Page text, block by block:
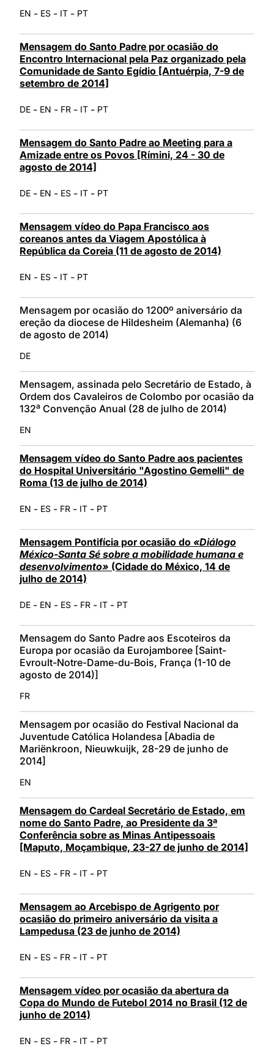
EN - ES - IT - PT
Mensagem do Santo Padre por ocasião do
Encontro Internacional pela Paz organizado pela
Comunidade de Santo Egídio [Antuérpia, 7-9 de
setembro de 2014]
DE - EN - FR - IT - PT
Mensagem do Santo Padre ao Meeting para a
Amizade entre os Povos [Rímini, 24 - 30 de
agosto de 2014]
DE - EN - ES - IT - PT
Mensagem vídeo do Papa Francisco aos
coreanos antes da Viagem Apostólica à
República da Coreia (11 de agosto de 2014)
EN - ES - IT - PT
Mensagem por ocasião do 1200º aniversário da
ereção da diocese de Hildesheim (Alemanha) (6
de agosto de 2014)
DE
Mensagem, assinada pelo Secretário de Estado, à
Ordem dos Cavaleiros de Colombo por ocasião da
132a Convenção Anual (28 de julho de 2014)
EN
Mensagem vídeo do Santo Padre aos pacientes
do Hospital Universitário "Agostino Gemelli" de
Roma (13 de julho de 2014)
EN - ES - FR - IT - PT
Mensagem Pontifícia por ocasião do «Diálogo
México-Santa Sé sobre a mobilidade humana e
desenvolvimento» (Cidade do México, 14 de
julho de 2014)
DE - EN - ES - FR - IT - PT
Mensagem do Santo Padre aos Escoteiros da
Europa por ocasião da Eurojamboree [Saint-
Evroult-Notre-Dame-du-Bois, França (1-10 de
agosto de 2014)]
FR
Mensagem por ocasião do Festival Nacional da
Juventude Católica Holandesa [Abadia de
Mariënkroon, Nieuwkuijk, 28-29 de junho de
2014]
EN
Mensagem do Cardeal Secretário de Estado, em
nome do Santo Padre, ao Presidente da 3ª
Conferência sobre as Minas Antipessoais
[Maputo, Moçambique, 23-27 de junho de 2014]
EN - ES - FR - IT - PT
Mensagem ao Arcebispo de Agrigento por
ocasião do primeiro aniversário da visita a
Lampedusa (23 de junho de 2014)
EN - ES - FR - IT - PT
Mensagem vídeo por ocasião da abertura da
Copa do Mundo de Futebol 2014 no Brasil (12 de
junho de 2014)
EN - ES - FR - IT - PT